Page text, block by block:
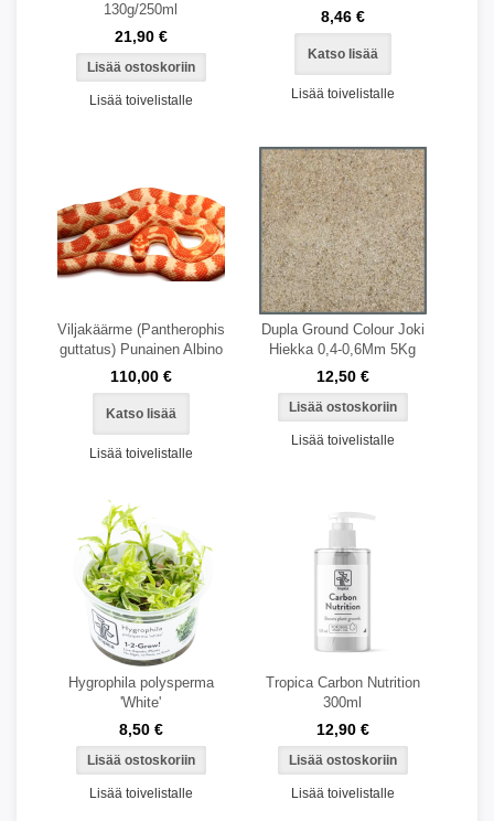
130g/250ml
21,90 €
Lisää toivelistalle
8,46 €
Katso lisää
Lisää toivelistalle
Viljakäärme (Pantherophis
guttatus) Punainen Albino
110,00 €
Katso lisää
Lisää toivelistalle
Dupla Ground Colour Joki
Hiekka 0,4-0,6Mm 5Kg
12,50 €
Lisää toivelistalle
Hygrophila polysperma
'White'
8,50 €
Lisää toivelistalle
Tropica Carbon Nutrition
300ml
12,90 €
Lisää toivelistalle